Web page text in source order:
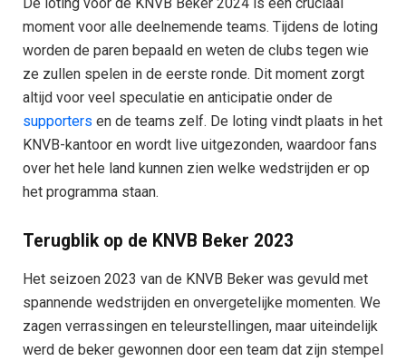
De loting voor de KNVB Beker 2024 is een cruciaal
moment voor alle deelnemende teams. Tijdens de loting
worden de paren bepaald en weten de clubs tegen wie
ze zullen spelen in de eerste ronde. Dit moment zorgt
altijd voor veel speculatie en anticipatie onder de
supporters en de teams zelf. De loting vindt plaats in het
KNVB-kantoor en wordt live uitgezonden, waardoor fans
over het hele land kunnen zien welke wedstrijden er op
het programma staan.
Terugblik op de KNVB Beker 2023
Het seizoen 2023 van de KNVB Beker was gevuld met
spannende wedstrijden en onvergetelijke momenten. We
zagen verrassingen en teleurstellingen, maar uiteindelijk
werd de beker gewonnen door een team dat zijn stempel